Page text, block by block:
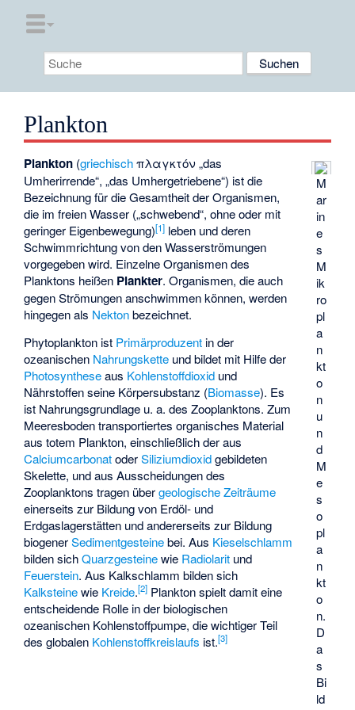
Plankton
M
ar
in
e
s
M
ik
ro
pl
a
n
kt
o
n
u
n
d
M
e
s
o
pl
a
n
kt
o
n.
D
a
s
Bi
ld
Plankton (griechisch πλαγκτόν„das
Umherirrende“, „das Umhergetriebene“) ist die
Bezeichnung für die Gesamtheit der Organismen,
die im freien Wasser („schwebend“, ohne oder mit
geringer Eigenbewegung)[1] leben und deren
Schwimmrichtung von den Wasserströmungen
vorgegeben wird. Einzelne Organismen des
Planktons heißen Plankter. Organismen, die auch
gegen Strömungen anschwimmen können, werden
hingegen als Nektonbezeichnet.
Phytoplankton ist Primärproduzent in der
ozeanischen Nahrungskette und bildet mit Hilfe der
Photosyntheseaus Kohlenstoffdioxid und
Nährstoffen seine Körpersubstanz (Biomasse). Es
ist Nahrungsgrundlage u. a. des Zooplanktons. Zum
Meeresboden transportiertes organisches Material
aus totem Plankton, einschließlich der aus
CalciumcarbonatoderSiliziumdioxidgebildeten
Skelette, und aus Ausscheidungen des
Zooplanktons tragen übergeologische Zeiträume
einerseits zur Bildung von Erdöl- und
Erdgaslagerstätten und andererseits zur Bildung
biogenerSedimentgesteinebei. Aus Kieselschlamm
bilden sichQuarzgesteinewie Radiolarit und
Feuerstein. Aus Kalkschlamm bilden sich
Kalksteinewie Kreide.[2] Plankton spielt damit eine
entscheidende Rolle in der biologischen
ozeanischen Kohlenstoffpumpe, die wichtiger Teil
des globalen Kohlenstoffkreislaufs ist.[3]